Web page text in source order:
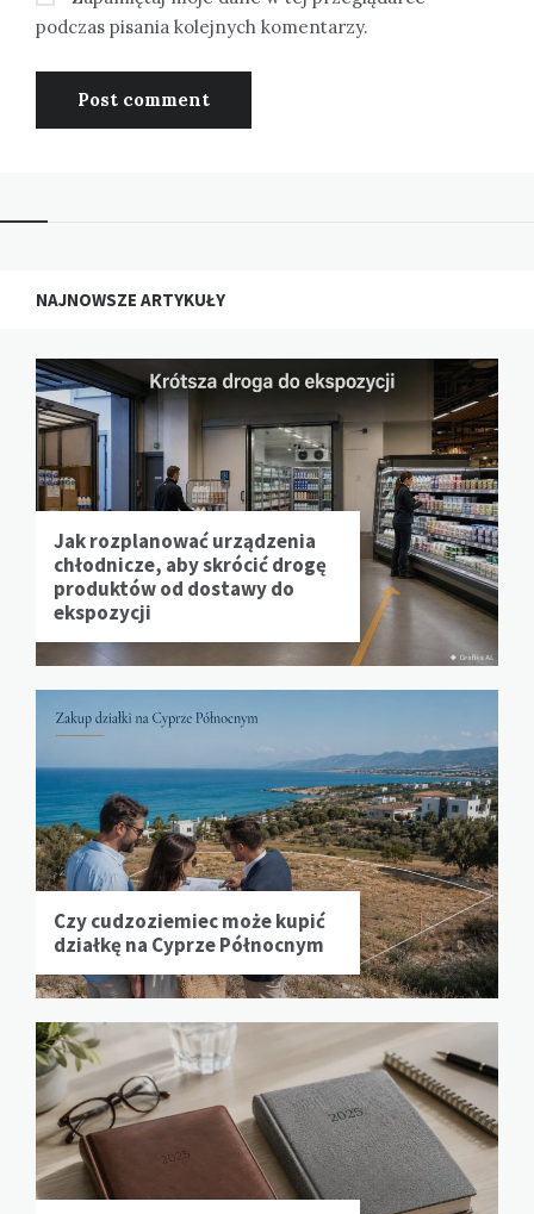
podczas pisania kolejnych komentarzy.
NAJNOWSZE ARTYKUŁY
Jak rozplanować urządzenia
chłodnicze, aby skrócić drogę
produktów od dostawy do
ekspozycji
Czy cudzoziemiec może kupić
działkę na Cyprze Północnym